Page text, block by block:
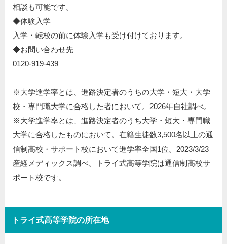
相談も可能です。
◆体験入学​
入学・転校の前に体験入学も受け付けております。​
◆お問い合わせ先​
0120-919-439​
※大学進学率とは、進路決定者のうちの大学・短大・大学
校・専門職大学に合格した者において。2026年自社調べ。
※⼤学進学率とは、進路決定者のうち⼤学・短⼤・専⾨職
⼤学に合格したものにおいて。在籍⽣徒数3,500名以上の通
信制⾼校・サポート校において進学率全国1位。2023/3/23
産経メディックス調べ。トライ式⾼等学院は通信制⾼校サ
ポート校です。​
トライ式高等学院の所在地